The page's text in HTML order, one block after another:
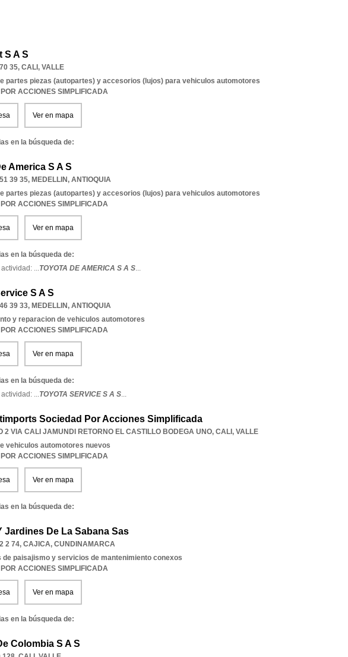
S A S
35, CALI , VALLE
partes piezas (autopartes) y accesorios (lujos) para vehiculos automotores
ACCIONES SIMPLIFICADA
Ver en mapa
en la búsqueda de:
America S A S
39 35, MEDELLIN, ANTIOQUIA
partes piezas (autopartes) y accesorios (lujos) para vehiculos automotores
ACCIONES SIMPLIFICADA
Ver en mapa
en la búsqueda de:
...TOYOTA DE AMERICA S A S...
S A S
39 33, MEDELLIN, ANTIOQUIA
y reparacion de vehiculos automotores
ACCIONES SIMPLIFICADA
Ver en mapa
en la búsqueda de:
...TOYOTA SERVICE S A S...
Sociedad Por Acciones Simplificada
2 VIA CALI JAMUNDI RETORNO EL CASTILLO BODEGA UNO, CALI , VALLE
vehiculos automotores nuevos
ACCIONES SIMPLIFICADA
Ver en mapa
en la búsqueda de:
Jardines De La Sabana Sas
2 74, CAJICA, CUNDINAMARCA
de paisajismo y servicios de mantenimiento conexos
ACCIONES SIMPLIFICADA
Ver en mapa
en la búsqueda de:
Colombia S A S